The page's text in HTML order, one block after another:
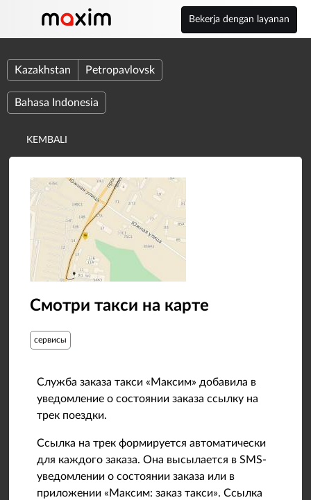
Bekerja dengan layanan
Kazakhstan Petropavlovsk
Bahasa Indonesia
KEMBALI
​Смотри такси на карте
сервисы
Служба заказа такси «Максим» добавила в
уведомление о состоянии заказа ссылку на
трек поездки.
Ссылка на трек формируется автоматически
для каждого заказа. Она высылается в SMS-
уведомлении о состоянии заказа или в
приложении «Максим: заказ такси». Ссылка